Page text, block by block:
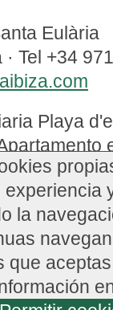
experiencia
la
que
Eulària
· Tel +34 971
Playa